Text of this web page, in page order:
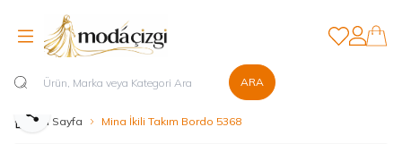
ARA
Hesabım
Favorilerim
Ana Sayfa Mina İkili Takım Bordo 5368
Paylaş